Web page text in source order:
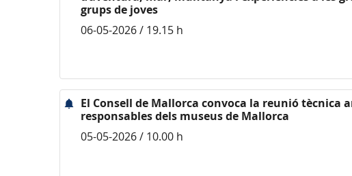
grups de joves
06-05-2026 / 19.15 h
El Consell de Mallorca convoca la reunió tècnica
responsables dels museus de Mallorca
05-05-2026 / 10.00 h